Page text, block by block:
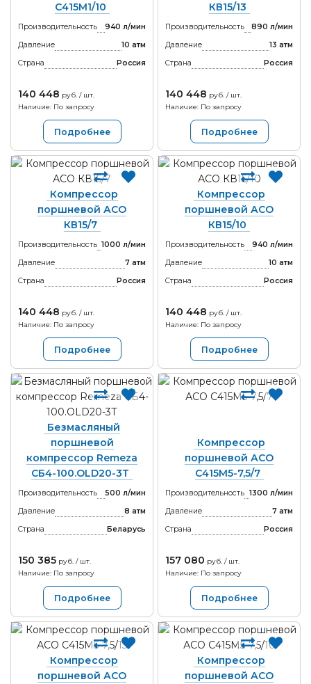
С415М1/10
Производительность
940 л/мин
Давление
10 атм
Страна
Россия
140 448 руб. / шт.
Наличие: По запросу
Подробнее
КВ15/13
Производительность
890 л/мин
Давление
13 атм
Страна
Россия
140 448 руб. / шт.
Наличие: По запросу
Подробнее
Компрессор
поршневой АСО
КВ15/7
Производительность 1000 л/мин
Давление
7 атм
Страна
Россия
140 448 руб. / шт.
Наличие: По запросу
Подробнее
Компрессор
поршневой АСО
КВ15/10
Производительность
940 л/мин
Давление
10 атм
Страна
Россия
140 448 руб. / шт.
Наличие: По запросу
Подробнее
Безмасляный
поршневой
компрессор Remeza
СБ4-100.OLD20-3Т
Производительность
500 л/мин
Давление
8 атм
Страна
Беларусь
150 385 руб. / шт.
Наличие: По запросу
Подробнее
Компрессор
поршневой АСО
С415М5-7,5/7
Производительность 1300 л/мин
Давление
7 атм
Страна
Россия
157 080 руб. / шт.
Наличие: По запросу
Подробнее
Компрессор
поршневой АСО
Компрессор
поршневой АСО